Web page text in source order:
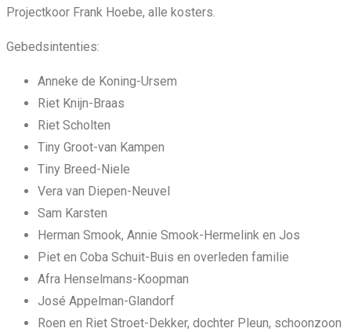
Projectkoor Frank Hoebe, alle kosters.
Gebedsintenties:
Anneke de Koning-Ursem
Riet Knijn-Braas
Riet Scholten
Tiny Groot-van Kampen
Tiny Breed-Niele
Vera van Diepen-Neuvel
Sam Karsten
Herman Smook, Annie Smook-Hermelink en Jos
Piet en Coba Schuit-Buis en overleden familie
Afra Henselmans-Koopman
José Appelman-Glandorf
Roen en Riet Stroet-Dekker, dochter Pleun, schoonzoon